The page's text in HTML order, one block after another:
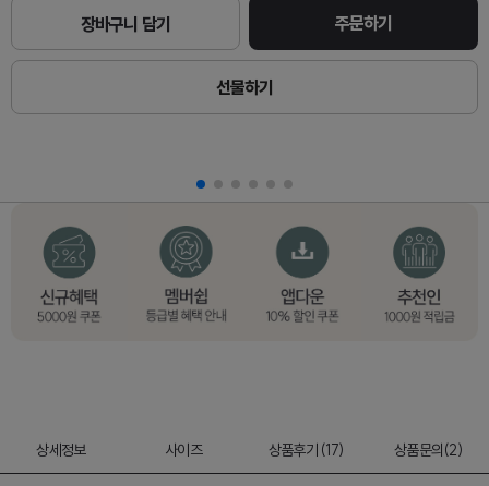
장바구니 담기 주문하기
선물하기
상세정보 사이즈 상품후기 (17) 상품문의(2)